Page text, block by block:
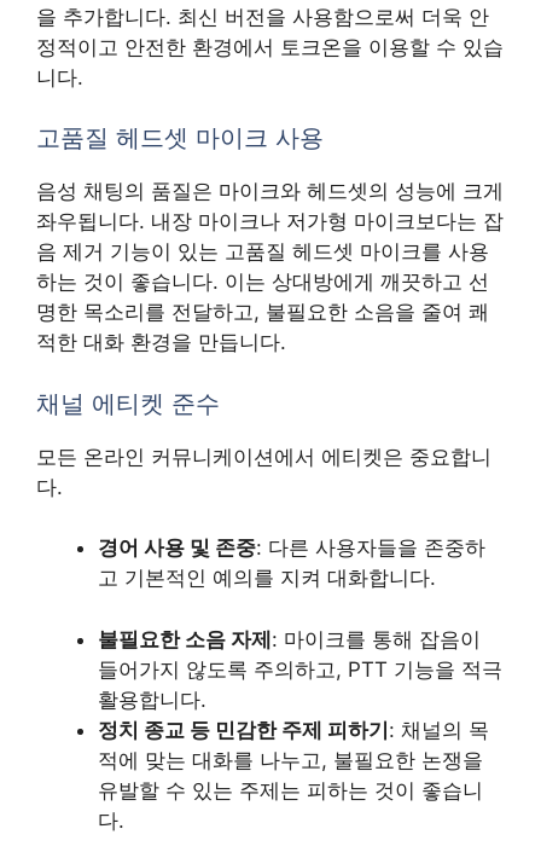
을 추가합니다. 최신 버전을 사용함으로써 더욱 안
정적이고 안전한 환경에서 토크온을 이용할 수 있습
니다.
고품질 헤드셋 마이크 사용
음성 채팅의 품질은 마이크와 헤드셋의 성능에 크게
좌우됩니다. 내장 마이크나 저가형 마이크보다는 잡
음 제거 기능이 있는 고품질 헤드셋 마이크를 사용
하는 것이 좋습니다. 이는 상대방에게 깨끗하고 선
명한 목소리를 전달하고, 불필요한 소음을 줄여 쾌
적한 대화 환경을 만듭니다.
채널 에티켓 준수
모든 온라인 커뮤니케이션에서 에티켓은 중요합니
다.
경어 사용 및 존중: 다른 사용자들을 존중하
고 기본적인 예의를 지켜 대화합니다.
불필요한 소음 자제: 마이크를 통해 잡음이
들어가지 않도록 주의하고, PTT 기능을 적극
활용합니다.
정치 종교 등 민감한 주제 피하기: 채널의 목
적에 맞는 대화를 나누고, 불필요한 논쟁을
유발할 수 있는 주제는 피하는 것이 좋습니
다.